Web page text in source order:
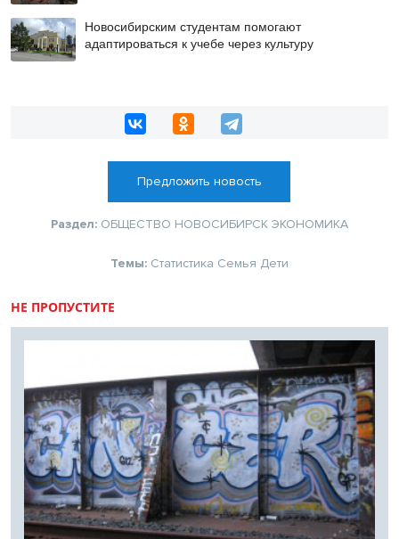
Новосибирским студентам помогают
адаптироваться к учебе через культуру
Предложить новость
Раздел: ОБЩЕСТВО НОВОСИБИРСК ЭКОНОМИКА
Темы: Статистика Семья Дети
НЕ ПРОПУСТИТЕ